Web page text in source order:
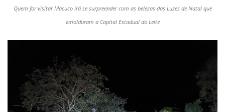
Quem for visitar Macuco irá se surpreender com as belezas das Luzes de Natal que
emolduram a Capital Estadual do Leite